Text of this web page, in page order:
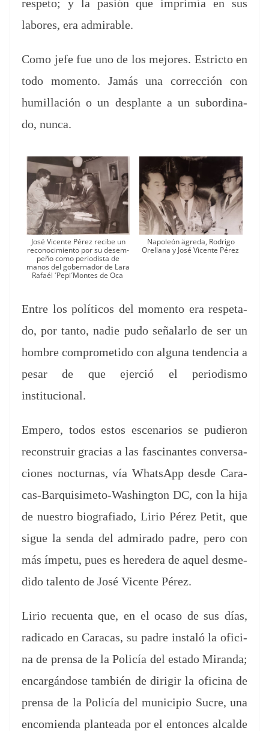
respeto; y la pasión que imprimía en sus
labores, era admirable.
Como jefe fue uno de los mejores. Estric­to en
todo momen­to. Jamás una cor­rec­ción con
humil­lación o un des­plante a un sub­or­di­na­
do, nunca.
José Vicente Pérez recibe un
reconocimien­to por su desem­
peño como peri­odista de
manos del gob­er­nador de Lara
Rafaél ´Pepi´Montes de Oca
Napoleón ägre­da, Rodri­go
Orel­lana y José Vicente Pérez
Entre los políti­cos del momen­to era respeta­
do, por tan­to, nadie pudo señalar­lo de ser un
hom­bre com­pro­meti­do con algu­na ten­den­cia a
pesar de que ejer­ció el peri­odis­mo
institucional.
Empero, todos estos esce­nar­ios se pudieron
recon­stru­ir gra­cias a las fasci­nantes con­ver­sa­
ciones noc­tur­nas, vía What­sApp des­de Cara­
cas-Bar­quisime­to-Wash­ing­ton DC, con la hija
de nue­stro biografi­a­do, Lirio Pérez Petit, que
sigue la sen­da del admi­ra­do padre, pero con
más ímpetu, pues es hered­era de aquel desme­
di­do tal­en­to de José Vicente Pérez.
Lirio recuen­ta que, en el oca­so de sus días,
rad­i­ca­do en Cara­cas, su padre instaló la ofic­i­
na de pren­sa de la Policía del esta­do Miran­da;
encar­gán­dose tam­bién de diri­gir la ofic­i­na de
pren­sa de la Policía del munici­pio Sucre, una
encomien­da plantea­da por el entonces alcalde